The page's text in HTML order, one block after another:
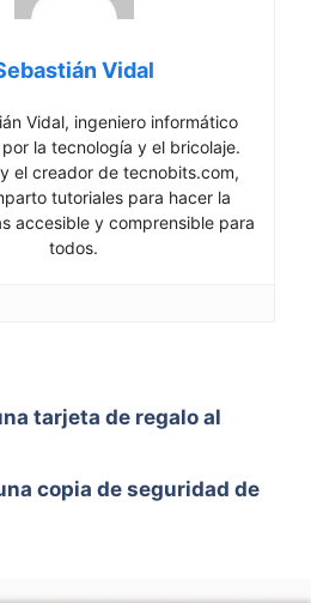
Vidal
Vidal, ingeniero informático
la tecnología y el bricolaje.
el creador de tecnobits.com,
tutoriales para hacer la
accesible y comprensible para
todos.
tarjeta de regalo al
copia de seguridad de